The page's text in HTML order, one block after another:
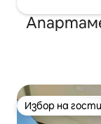
Избор на
Избор на